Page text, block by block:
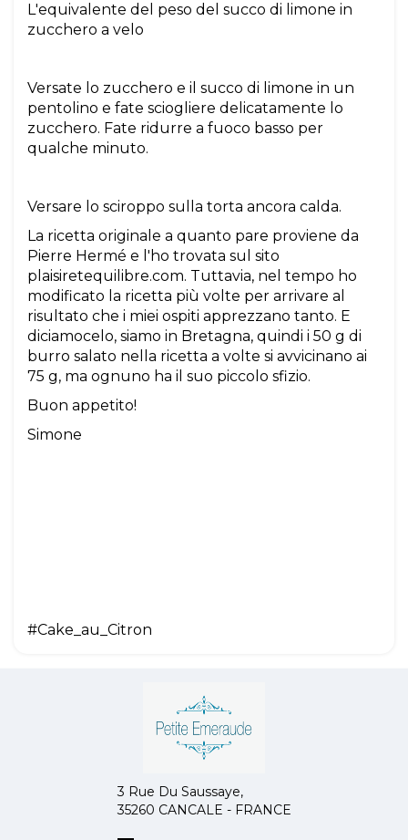
L'equivalente del peso del succo di limone in
zucchero a velo
Versate lo zucchero e il succo di limone in un
pentolino e fate sciogliere delicatamente lo
zucchero. Fate ridurre a fuoco basso per
qualche minuto.
Versare lo sciroppo sulla torta ancora calda.
La ricetta originale a quanto pare proviene da
Pierre Hermé e l'ho trovata sul sito
plaisiretequilibre.com. Tuttavia, nel tempo ho
modificato la ricetta più volte per arrivare al
risultato che i miei ospiti apprezzano tanto. E
diciamocelo, siamo in Bretagna, quindi i 50 g di
burro salato nella ricetta a volte si avvicinano ai
75 g, ma ognuno ha il suo piccolo sfizio.
Buon appetito!
Simone
#Cake_au_Citron
3 Rue Du Saussaye,
35260 CANCALE - FRANCE